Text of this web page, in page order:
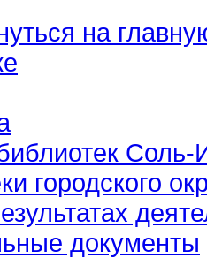
на
Соль-
городского
документы